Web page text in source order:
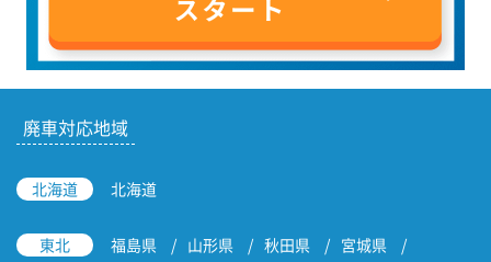
廃車対応地域
北海道 北海道
東北 福島県 山形県 秋田県
宮城県